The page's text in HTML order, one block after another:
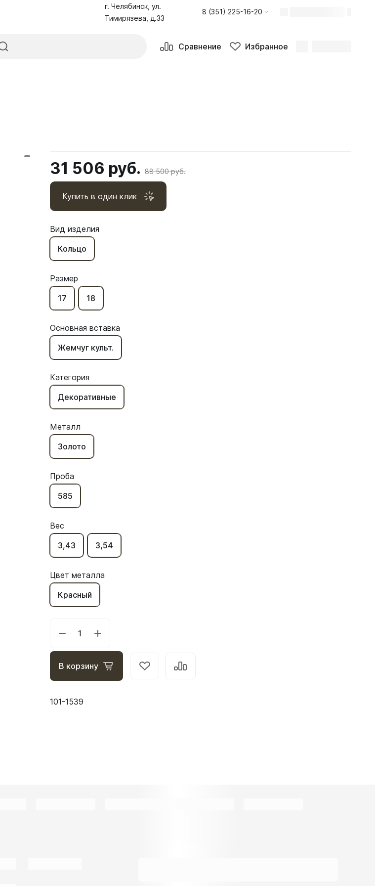
г. Челябинск, ул.
Тимирязева, д.33
8 (351) 225-16-20
Сравнение Избранное
31 506 руб. 88 500 руб.
Купить в один клик
Вид изделия
Кольцо
Размер
17
18
Основная вставка
Жемчуг культ.
Категория
Декоративные
Металл
Золото
Проба
585
Вес
3,43
3,54
Цвет металла
Красный
В корзину
101-1539